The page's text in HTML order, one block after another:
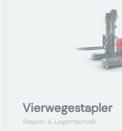
Vierwegestapler
Stapler & Lagertechnik